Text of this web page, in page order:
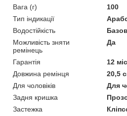
Вага (г)
100
Тип індикації
Водостійкість
Можливість зняти
ремінець
Да
Гарантія
12
Довжина ремінця
20,5
Для чоловіків
Для
Задня кришка
Застежка